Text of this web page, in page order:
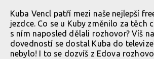
Kuba Vencl patří mezi naše nejlepší
jezdce. Co se u Kuby změnilo za těch
s ním naposled dělali rozhovor? Víš
dovedností se dostal Kuba do
nebylo! I to se dozvíš z Edova